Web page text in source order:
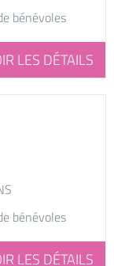
bénévoles
LES DÉTAILS
bénévoles
LES DÉTAILS